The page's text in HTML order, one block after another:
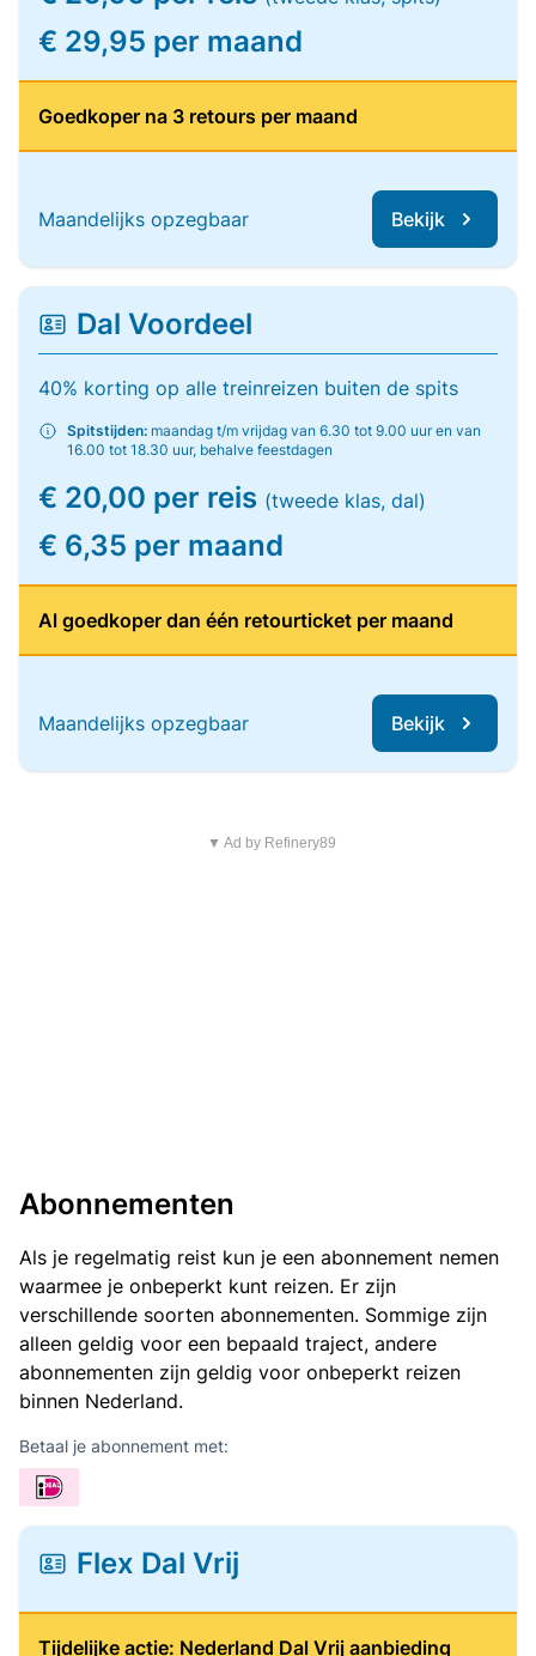
€ 29,95 per maand
Goedkoper na 3 retours per maand
Maandelijks opzegbaar Bekijk
Dal Voordeel
40% korting op alle treinreizen buiten de spits
Spitstijden: maandag t/m vrijdag van 6.30 tot 9.00 uur en van
16.00 tot 18.30 uur, behalve feestdagen
€ 20,00 per reis (tweede klas, dal)
€ 6,35 per maand
Al goedkoper dan één retourticket per maand
Maandelijks opzegbaar Bekijk
▼ Ad by Refinery89
Abonnementen
Als je regelmatig reist kun je een abonnement nemen
waarmee je onbeperkt kunt reizen. Er zijn
verschillende soorten abonnementen. Sommige zijn
alleen geldig voor een bepaald traject, andere
abonnementen zijn geldig voor onbeperkt reizen
binnen Nederland.
Betaal je abonnement met:
Flex Dal Vrij
Tijdelijke actie: Nederland Dal Vrij aanbieding